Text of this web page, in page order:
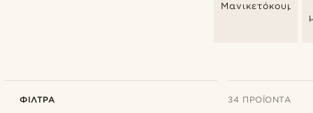
Μανικετόκουμπα
ΦΊΛΤΡΑ 34 ΠΡΟΪΌΝΤΑ